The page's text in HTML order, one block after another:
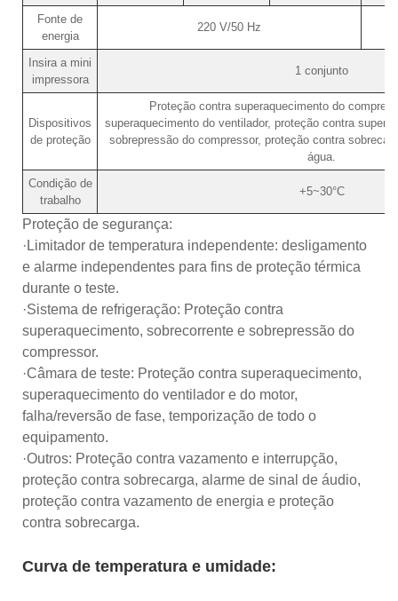
Fonte de
energia
220 V/50 Hz
Insira a mini
impressora
1 conjunto
Dispositivos
de proteção
Proteção contra superaquecimento do
superaquecimento do ventilador, proteção contra
sobrepressão do compressor, proteção contra
água.
Condição de
trabalho
+5~30°C
Proteção de segurança:
·Limitador de temperatura independente: desligamento
e alarme independentes para fins de proteção térmica
durante o teste.
·Sistema de refrigeração: Proteção contra
superaquecimento, sobrecorrente e sobrepressão do
compressor.
·Câmara de teste: Proteção contra superaquecimento,
superaquecimento do ventilador e do motor,
falha/reversão de fase, temporização de todo o
equipamento.
·Outros: Proteção contra vazamento e interrupção,
proteção contra sobrecarga, alarme de sinal de áudio,
proteção contra vazamento de energia e proteção
contra sobrecarga.
Curva de temperatura e umidade: